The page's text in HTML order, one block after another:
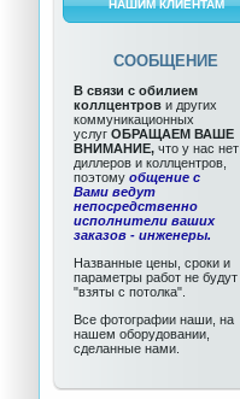
НАШИМ КЛИЕНТАМ
СООБЩЕНИЕ
В связи с обилием
коллцентров и других
коммуникационных
услуг ОБРАЩАЕМ ВАШЕ
ВНИМАНИЕ, что у нас нет
диллеров и коллцентров,
поэтому общение с
Вами ведут
непосредственно
исполнители ваших
заказов - инженеры.
Названные цены, сроки и
параметры работ не будут
"взяты с потолка".
Все фотографии наши, на
нашем оборудовании,
сделанные нами.